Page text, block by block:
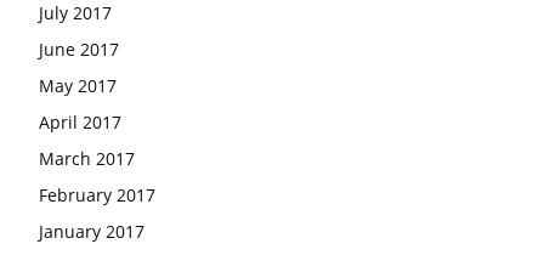
July 2017
June 2017
May 2017
April 2017
March 2017
February 2017
January 2017